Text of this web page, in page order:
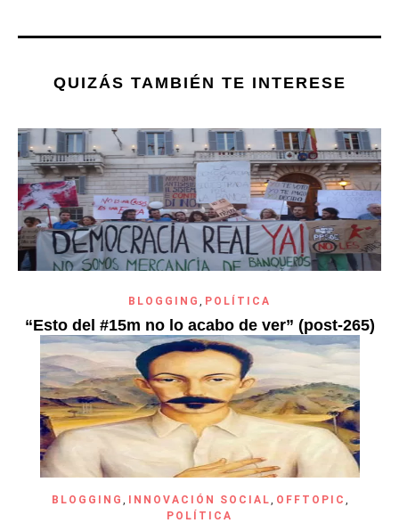
QUIZÁS TAMBIÉN TE INTERESE
BLOGGING POLÍTICA
“Esto del #15m no lo acabo de ver” (post-265)
BLOGGING INNOVACIÓN SOCIAL OFFTOPIC
POLÍTICA